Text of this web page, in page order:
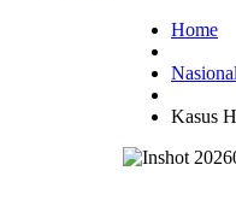
Home
Nasional
Kasus